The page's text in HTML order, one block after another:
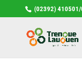
(02392) 410501/